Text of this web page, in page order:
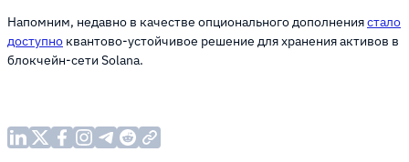
Напомним, недавно в качестве опционального дополнениястало
доступно квантово-устойчивое решение для хранения активов в
блокчейн-сети Solana.